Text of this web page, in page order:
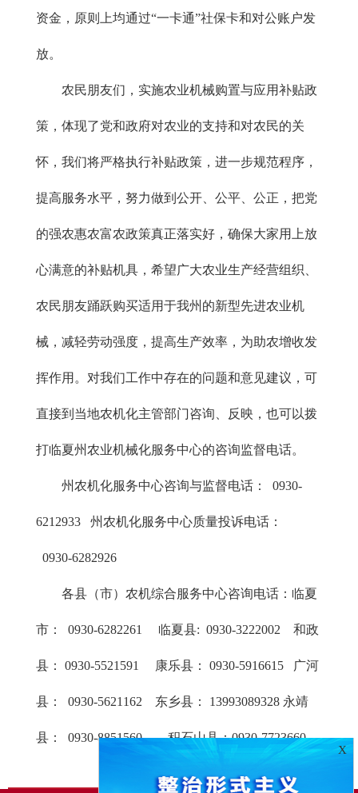
资金，原则上均通过“一卡通”社保卡和对公账户发
放。
农民朋友们，实施农业机械购置与应用补贴政
策，体现了党和政府对农业的支持和对农民的关
怀，我们将严格执行补贴政策，进一步规范程序，
提高服务水平，努力做到公开、公平、公正，把党
的强农惠农富农政策真正落实好，确保大家用上放
心满意的补贴机具，希望广大农业生产经营组织、
农民朋友踊跃购买适用于我州的新型先进农业机
械，减轻劳动强度，提高生产效率，为助农增收发
挥作用。对我们工作中存在的问题和意见建议，可
直接到当地农机化主管部门咨询、反映，也可以拨
打临夏州农业机械化服务中心的咨询监督电话。
州农机化服务中心咨询与监督电话： 0930-
6212933 州农机化服务中心质量投诉电话：
0930-6282926
各县（市）农机综合服务中心咨询电话：临夏
市： 0930-6282261 临夏县: 0930-3222002 和政
县： 0930-5521591 康乐县： 0930-5916615 广河
县： 0930-5621162 东乡县： 13993089328 永靖
县： 0930-8851560 积石山县：0930-7723660
X